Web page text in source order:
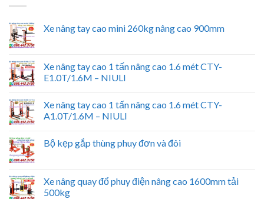
Xe nâng tay cao mini 260kg nâng cao 900mm
Xe nâng tay cao 1 tấn nâng cao 1.6 mét CTY-
E1.0T/1.6M – NIULI
Xe nâng tay cao 1 tấn nâng cao 1.6 mét CTY-
A1.0T/1.6M – NIULI
Bộ kẹp gắp thùng phuy đơn và đôi
Xe nâng quay đổ phuy điện nâng cao 1600mm tải
500kg